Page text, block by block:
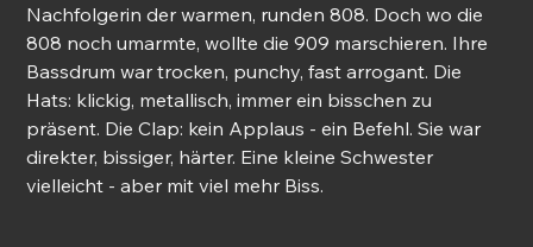
Nachfolgerin der warmen, runden 808. Doch wo die
808 noch umarmte, wollte die 909 marschieren. Ihre
Bassdrum war trocken, punchy, fast arrogant. Die
Hats: klickig, metallisch, immer ein bisschen zu
präsent. Die Clap: kein Applaus - ein Befehl. Sie war
direkter, bissiger, härter. Eine kleine Schwester
vielleicht - aber mit viel mehr Biss.